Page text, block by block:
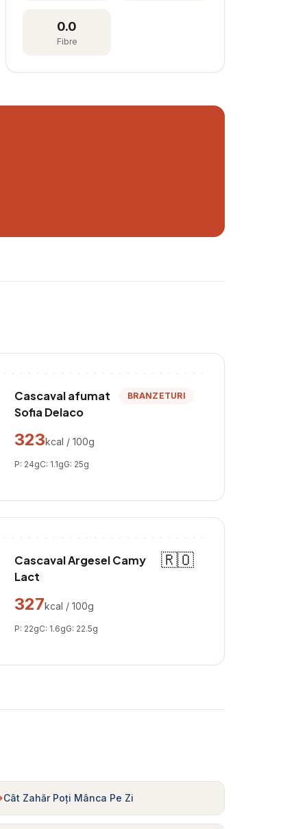
0.0
Fibre
Cascaval afumat
Sofia Delaco
BRANZETURI
323kcal / 100g
P: 24gC: 1.1gG: 25g
Cascaval Argesel Camy
Lact
🇷🇴
327kcal / 100g
P: 22gC: 1.6gG: 22.5g
Cât Zahăr Poți Mânca Pe Zi